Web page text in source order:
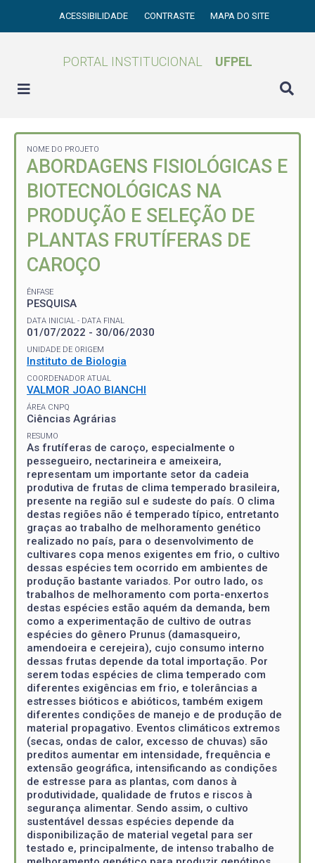
ACESSIBILIDADE CONTRASTE MAPA DO SITE
PORTAL INSTITUCIONAL UFPEL
NOME DO PROJETO
ABORDAGENS FISIOLÓGICAS E
BIOTECNOLÓGICAS NA
PRODUÇÃO E SELEÇÃO DE
PLANTAS FRUTÍFERAS DE
CAROÇO
ÊNFASE
PESQUISA
DATA INICIAL - DATA FINAL
01/07/2022 - 30/06/2030
UNIDADE DE ORIGEM
Instituto de Biologia
COORDENADOR ATUAL
VALMOR JOAO BIANCHI
ÁREA CNPQ
Ciências Agrárias
RESUMO
As frutíferas de caroço, especialmente o
pessegueiro, nectarineira e ameixeira,
representam um importante setor da cadeia
produtiva de frutas de clima temperado brasileira,
presente na região sul e sudeste do país. O clima
destas regiões não é temperado típico, entretanto
graças ao trabalho de melhoramento genético
realizado no país, para o desenvolvimento de
cultivares copa menos exigentes em frio, o cultivo
dessas espécies tem ocorrido em ambientes de
produção bastante variados. Por outro lado, os
trabalhos de melhoramento com porta-enxertos
destas espécies estão aquém da demanda, bem
como a experimentação de cultivo de outras
espécies do gênero Prunus (damasqueiro,
amendoeira e cerejeira), cujo consumo interno
dessas frutas depende da total importação. Por
serem todas espécies de clima temperado com
diferentes exigências em frio, e tolerâncias a
estresses bióticos e abióticos, também exigem
diferentes condições de manejo e de produção de
material propagativo. Eventos climáticos extremos
(secas, ondas de calor, excesso de chuvas) são
preditos aumentar em intensidade, frequência e
extensão geográfica, intensificando as condições
de estresse para as plantas, com danos à
produtividade, qualidade de frutos e riscos à
segurança alimentar. Sendo assim, o cultivo
sustentável dessas espécies depende da
disponibilização de material vegetal para ser
testado e, principalmente, de intenso trabalho de